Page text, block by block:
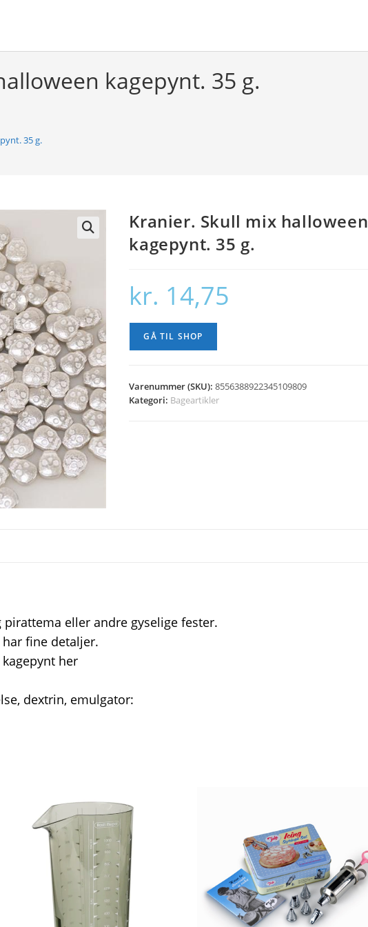
kagepynt. 35 g.
35 g.
Kranier. Skull mix halloween
kagepynt. 35 g.
kr. 14,75
GÅ TIL SHOP
Varenummer (SKU):8556388922345109809
Kategori: Bageartikler
eller andre gyselige fester.
fine detaljer.
her
dextrin, emulgator: